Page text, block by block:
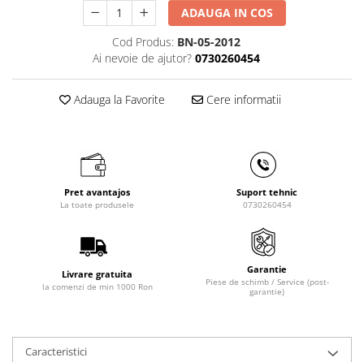
curea de distributie
Masini de gaurit cu masa
Masini de gaurit cu stand si
Masini de gaurit si frezat
Masini de frezat universale
Centre de prelucrare verticale CNC
Masini de frezat cu batiu
Masini de frezat universale SERVO
Masini de frezat verticale
Masini de slefuit metal
Masini de polizat bavuri cu perii
ADAUGA IN COS
Cod Produs: BN-05-2012
Ai nevoie de ajutor? 0730260454
Adauga la Favorite Cere informatii
Pret avantajos
La toate produsele
Suport tehnic
0730260454
Livrare gratuita
la comenzi de min 1000 Ron
Garantie
Piese de schimb / Service (post-
garantie)
Caracteristici